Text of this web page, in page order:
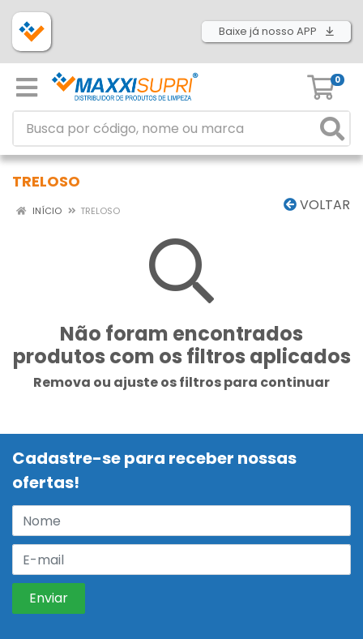
Baixe já nosso APP
0
TRELOSO
VOLTAR
INÍCIO TRELOSO
Não foram encontrados
produtos com os filtros aplicados
Remova ou ajuste os filtros para continuar
Cadastre-se para receber nossas
ofertas!